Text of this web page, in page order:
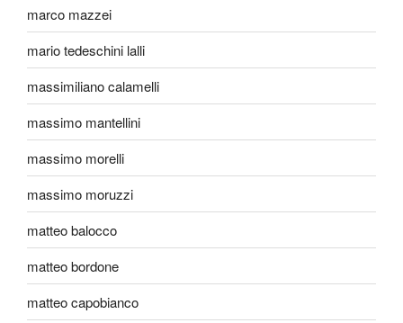
marco mazzei
mario tedeschini lalli
massimiliano calamelli
massimo mantellini
massimo morelli
massimo moruzzi
matteo balocco
matteo bordone
matteo capobianco